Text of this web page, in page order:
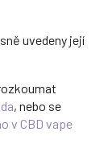
uvedeny její
, nebo se
v CBD vape